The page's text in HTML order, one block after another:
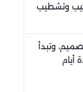
وتشطيب
وتبدأ
أيام